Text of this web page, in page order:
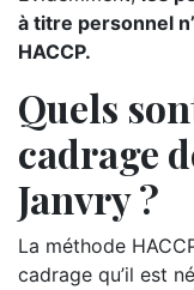
à titre personnel
HACCP.
Quels
cadrage
Janvry ?
La méthode
cadrage qu’il est